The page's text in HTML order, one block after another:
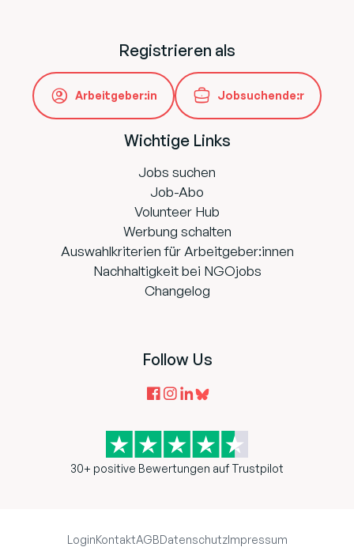
Registrieren als
Arbeitgeber:in Jobsuchende:r
Wichtige Links
Jobs suchen
Job-Abo
Volunteer Hub
Werbung schalten
Auswahlkriterien für Arbeitgeber:innen
Nachhaltigkeit bei NGOjobs
Changelog
Follow Us
30+ positive Bewertungen auf Trustpilot
LoginKontaktAGBDatenschutzImpressum